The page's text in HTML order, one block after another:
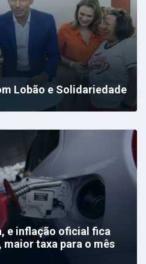
Lobão e Solidariedade
e inflação oficial fica
maior taxa para o mês